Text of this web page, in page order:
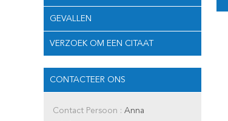
GEVALLEN
VERZOEK OM EEN CITAAT
CONTACTEER ONS
Contact Persoon : Anna